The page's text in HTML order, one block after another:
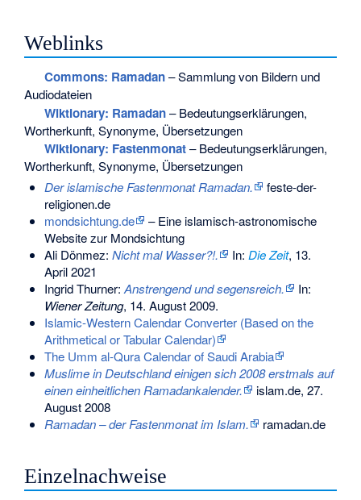
Weblinks
Commons: Ramadan– Sammlung von Bildern und
Audiodateien
Wiktionary: Ramadan– Bedeutungserklärungen,
Wortherkunft, Synonyme, Übersetzungen
Wiktionary: Fastenmonat– Bedeutungserklärungen,
Wortherkunft, Synonyme, Übersetzungen
Der islamische Fastenmonat Ramadan.
feste-der-
religionen.de
mondsichtung.de
– Eine islamisch-astronomische
Website zur Mondsichtung
Ali Dönmez: Nicht mal Wasser?!. In: Die Zeit, 13.
April 2021
Ingrid Thurner: Anstrengend und segensreich.
In:
Wiener Zeitung, 14. August 2009.
Islamic-Western Calendar Converter (Based on the
Arithmetical or Tabular Calendar)
The Umm al-Qura Calendar of Saudi Arabia
Muslime in Deutschland einigen sich 2008 erstmals auf
einen einheitlichen Ramadankalender.
islam.de, 27.
August 2008
Ramadan – der Fastenmonat im Islam.
ramadan.de
Einzelnachweise